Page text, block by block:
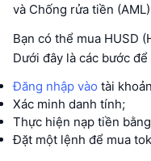
và Chống rửa tiền
Bạn có thể mua HUSD
Dưới đây là các bước để
Đăng nhập vào tài
Xác minh danh tính;
Thực hiện nạp tiền
Đặt một lệnh để mua